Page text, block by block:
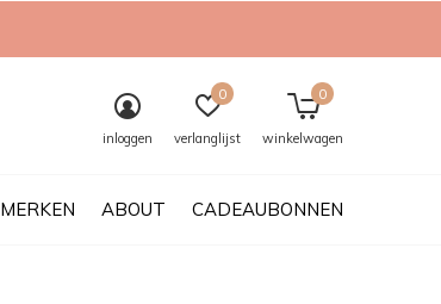
MERKEN ABOUT CADEAUBONNEN
inloggen verlanglijst
0
winkelwagen
0